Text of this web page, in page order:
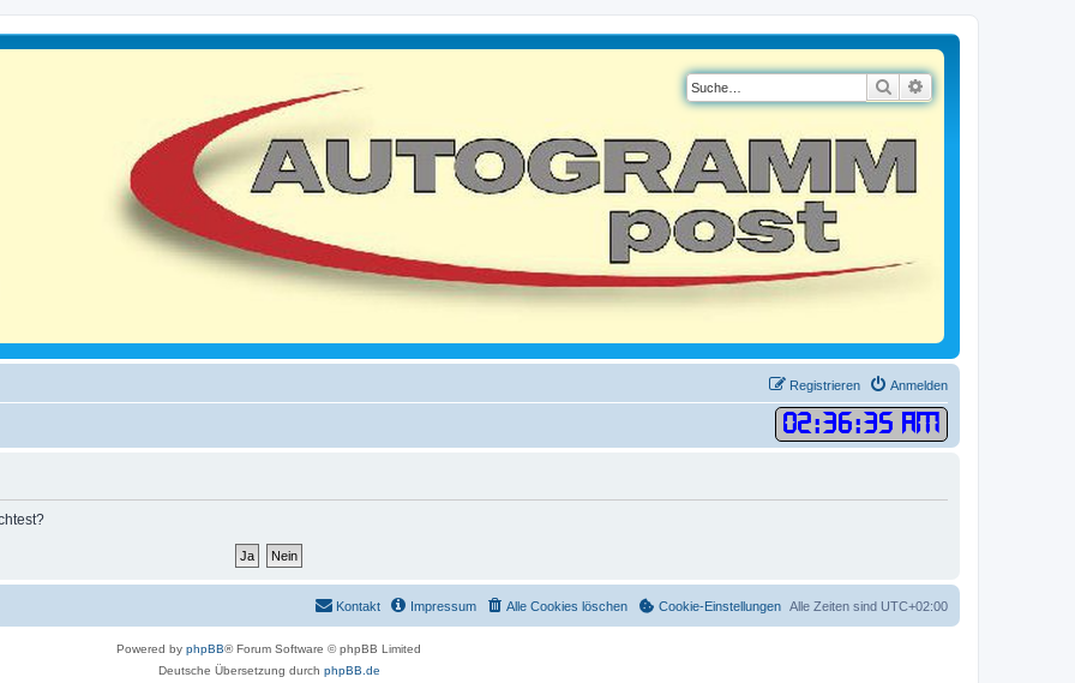
Suche
Anmelden
Registrieren
02:36:35 AM
Alle Zeiten sind UTC+02:00
Cookie-Einstellungen
Alle Cookies löschen
Impressum
Kontakt
Powered by phpBB® Forum Software © phpBB Limited
Deutsche Übersetzung durch phpBB.de